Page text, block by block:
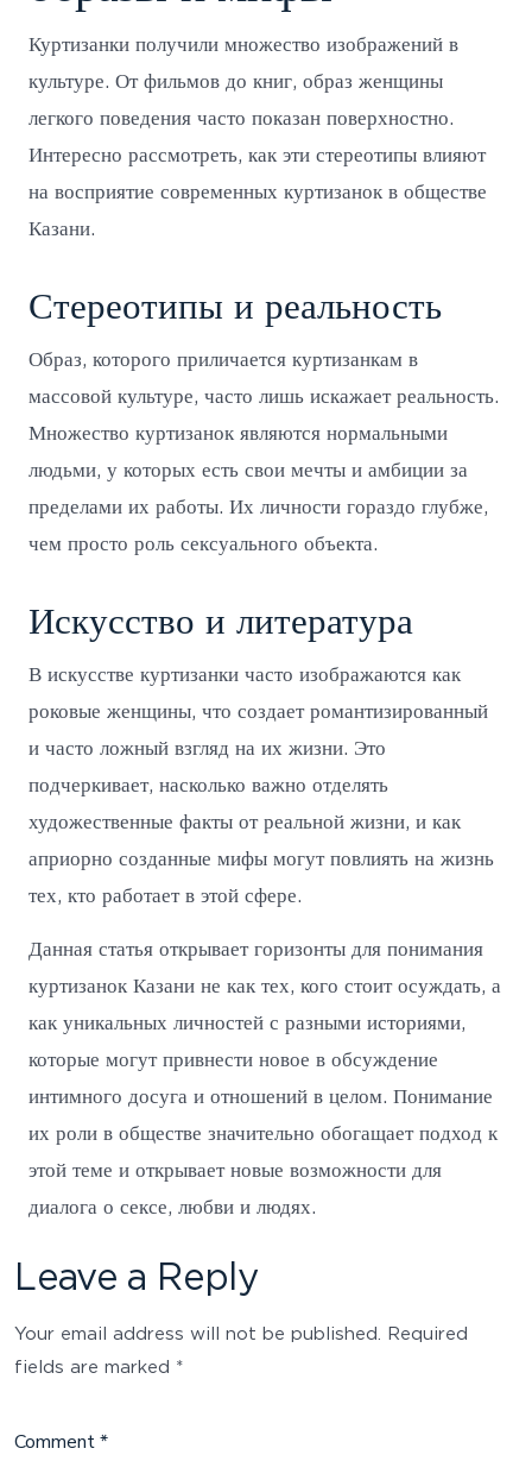
Куртизанки получили множество изображений в
культуре. От фильмов до книг, образ женщины
легкого поведения часто показан поверхностно.
Интересно рассмотреть, как эти стереотипы влияют
на восприятие современных куртизанок в обществе
Казани.
Стереотипы и реальность
Образ, которого приличается куртизанкам в
массовой культуре, часто лишь искажает реальность.
Множество куртизанок являются нормальными
людьми, у которых есть свои мечты и амбиции за
пределами их работы. Их личности гораздо глубже,
чем просто роль сексуального объекта.
Искусство и литература
В искусстве куртизанки часто изображаются как
роковые женщины, что создает романтизированный
и часто ложный взгляд на их жизни. Это
подчеркивает, насколько важно отделять
художественные факты от реальной жизни, и как
априорно созданные мифы могут повлиять на жизнь
тех, кто работает в этой сфере.
Данная статья открывает горизонты для понимания
куртизанок Казани не как тех, кого стоит осуждать, а
как уникальных личностей с разными историями,
которые могут привнести новое в обсуждение
интимного досуга и отношений в целом. Понимание
их роли в обществе значительно обогащает подход к
этой теме и открывает новые возможности для
диалога о сексе, любви и людях.
Leave a Reply
Your email address will not be published.
Required
fields are marked *
Comment*